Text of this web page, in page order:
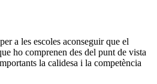
a les escoles aconseguir que el
ho comprenen des del punt de vista
la calidesa i la competència